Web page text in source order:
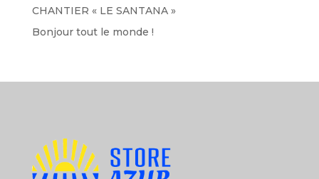
CHANTIER « LE SANTANA »
Bonjour tout le monde !